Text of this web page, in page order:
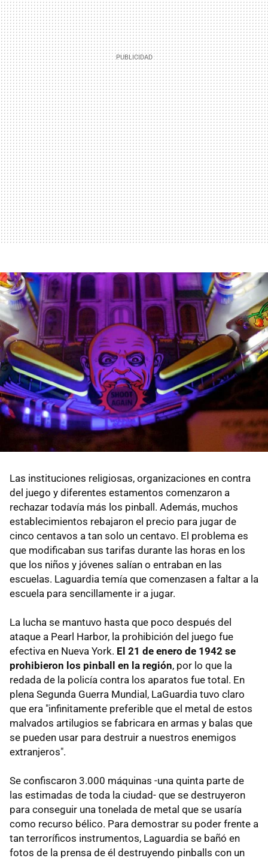
Las instituciones religiosas, organizaciones en contra
del juego y diferentes estamentos comenzaron a
rechazar todavía más los pinball. Además, muchos
establecimientos rebajaron el precio para jugar de
cinco centavos a tan solo un centavo. El problema es
que modificaban sus tarifas durante las horas en los
que los niños y jóvenes salían o entraban en las
escuelas. Laguardia temía que comenzasen a faltar a la
escuela para sencillamente ir a jugar.
La lucha se mantuvo hasta que poco después del
ataque a Pearl Harbor, la prohibición del juego fue
efectiva en Nueva York. El 21 de enero de 1942 se
prohibieron los pinball en la región, por lo que la
redada de la policía contra los aparatos fue total. En
plena Segunda Guerra Mundial, LaGuardia tuvo claro
que era "infinitamente preferible que el metal de estos
malvados artilugios se fabricara en armas y balas que
se pueden usar para destruir a nuestros enemigos
extranjeros".
Se confiscaron 3.000 máquinas -una quinta parte de
las estimadas de toda la ciudad- que se destruyeron
para conseguir una tonelada de metal que se usaría
como recurso bélico. Para demostrar su poder frente a
tan terroríficos instrumentos, Laguardia se bañó en
fotos de la prensa de él destruyendo pinballs con un